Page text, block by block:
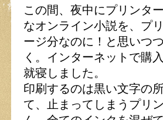
この間、夜中にプリンタ
なオンライン小説を、プ
ージ分なのに！と思いつ
く。インターネットで購
就寝しました。
印刷するのは黒い文字の
て、止まってしまうプリ